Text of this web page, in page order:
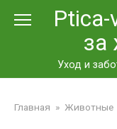
Ptica-
за
Уход и
Главная » Животные